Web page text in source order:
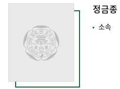
정금종
소속